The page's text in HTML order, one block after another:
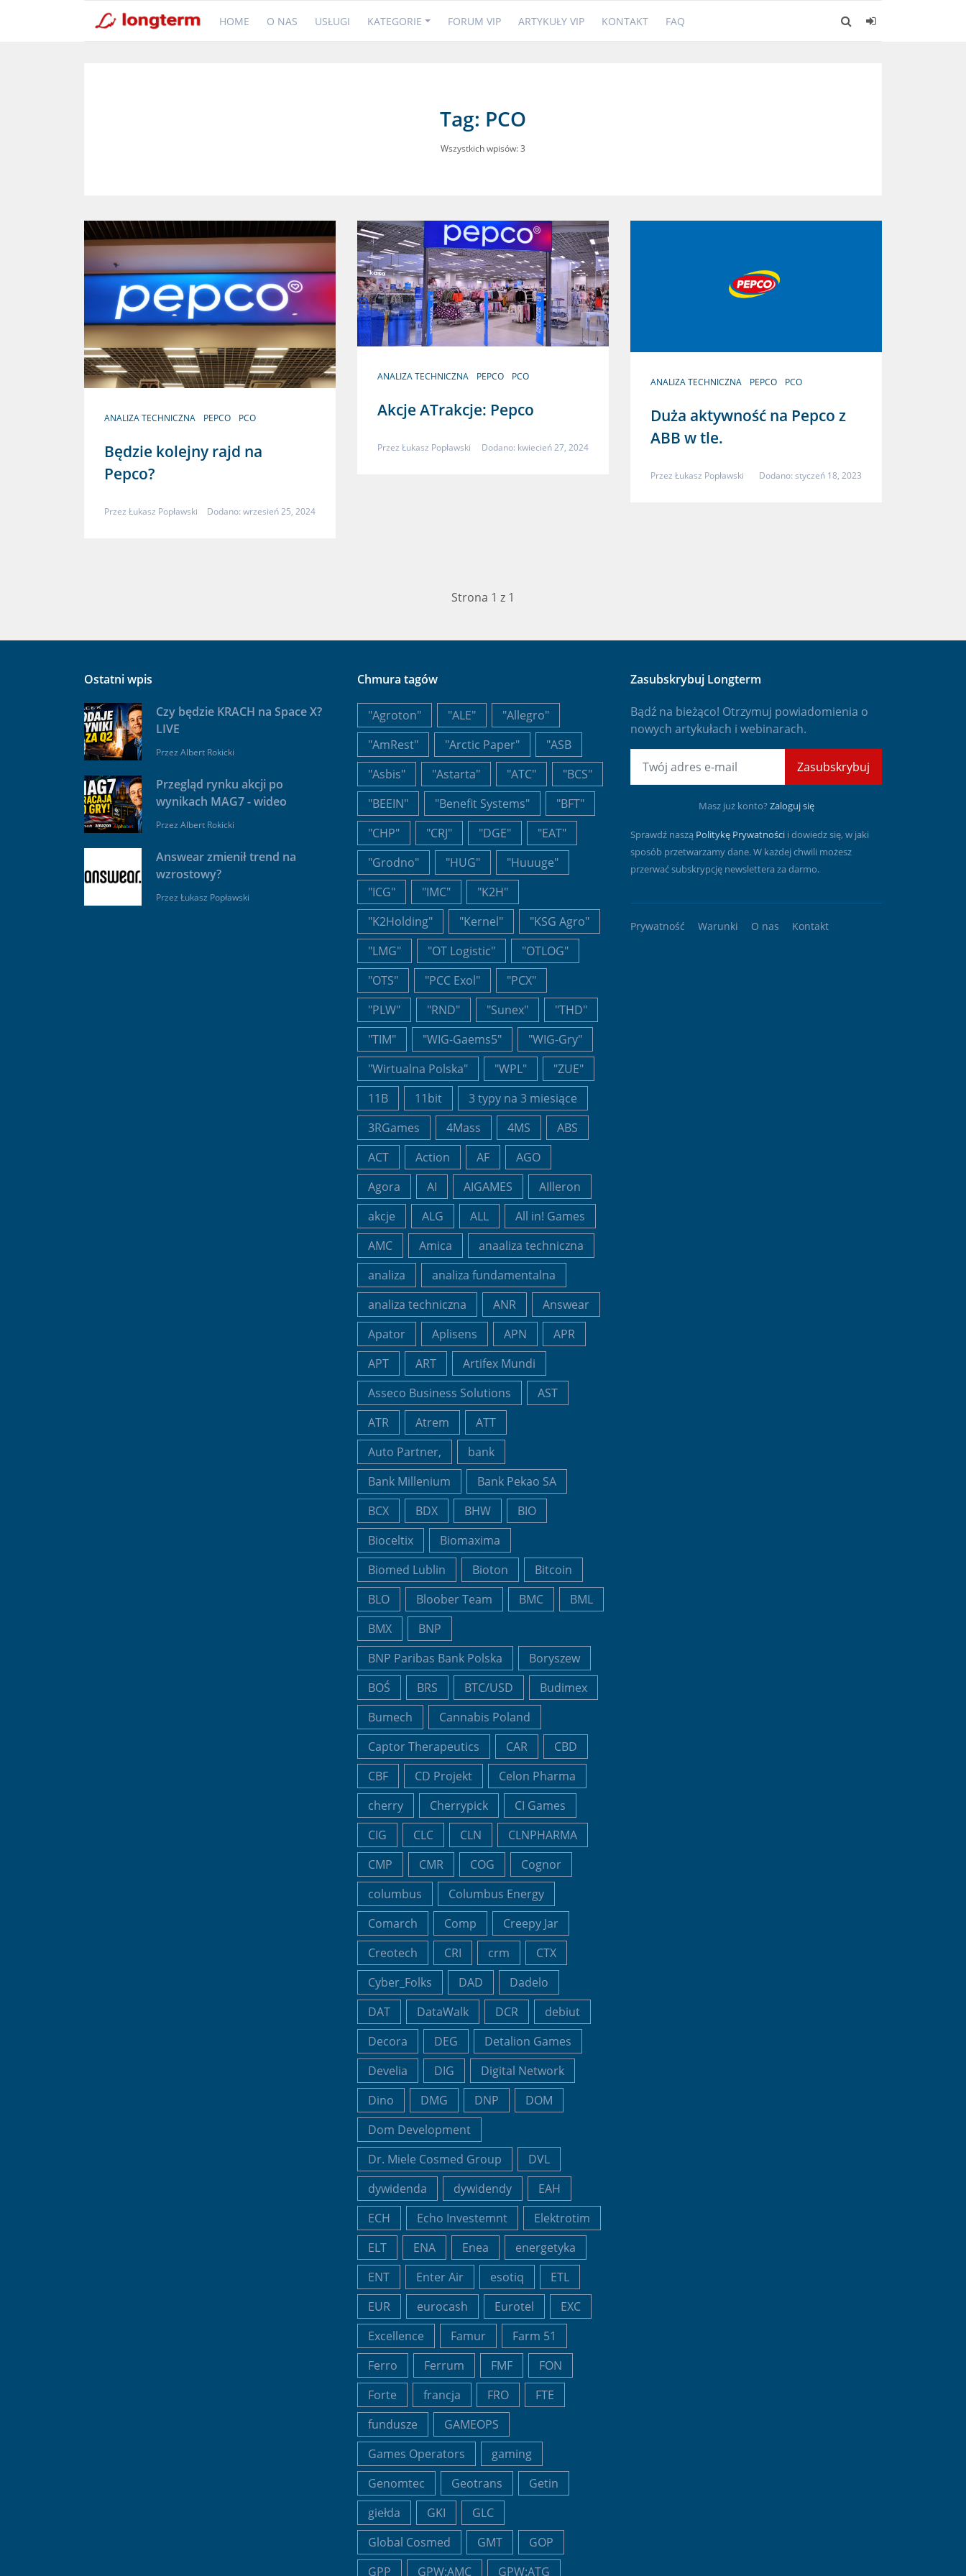
HOME O NAS USŁUGI KATEGORIE FORUM VIP ARTYKUŁY VIP KONTAKT FAQ
Tag: PCO
Wszystkich wpisów: 3
ANALIZA TECHNICZNA PEPCO PCO
Będzie kolejny rajd na
Pepco?
Przez Łukasz Popławski Dodano: wrzesień 25, 2024
ANALIZA TECHNICZNA PEPCO PCO
Akcje ATrakcje: Pepco
Przez Łukasz Popławski Dodano: kwiecień 27, 2024
ANALIZA TECHNICZNA PEPCO PCO
Duża aktywność na Pepco z
ABB w tle.
Przez Łukasz Popławski Dodano: styczeń 18, 2023
Strona 1 z 1
Ostatni wpis
Czy będzie KRACH na Space X?
LIVE
Przez Albert Rokicki
Przegląd rynku akcji po
wynikach MAG7 - wideo
Przez Albert Rokicki
Answear zmienił trend na
wzrostowy?
Przez Łukasz Popławski
Chmura tagów
"Agroton" "ALE"
"Allegro"
"AmRest"
"Arctic Paper"
"ASB
"Asbis"
"Astarta" "ATC"
"BCS"
"BEEIN"
"Benefit Systems"
"BFT"
"CHP"
"CRJ" "DGE"
"EAT"
"Grodno"
"HUG"
"Huuuge"
"ICG"
"IMC"
"K2H"
"K2Holding"
"Kernel"
"KSG Agro"
"LMG"
"OT Logistic"
"OTLOG"
"OTS"
"PCC Exol"
"PCX"
"PLW"
"RND" "Sunex"
"THD"
"TIM"
"WIG-Gaems5"
"WIG-Gry"
"Wirtualna Polska"
"WPL"
"ZUE"
11B
11bit
3 typy na 3 miesiące
3RGames
4Mass 4MS
ABS
ACT
Action AF
AGO
Agora
AI AIGAMES
AIlleron
akcje
ALG ALL
All in! Games
AMC
Amica
anaaliza techniczna
analiza
analiza fundamentalna
analiza techniczna
ANR
Answear
Apator
Aplisens APN
APR
APT
ART
Artifex Mundi
Asseco Business Solutions
AST
ATR
Atrem
ATT
Auto Partner,
bank
Bank Millenium
Bank Pekao SA
BCX
BDX BHW
BIO
Bioceltix
Biomaxima
Biomed Lublin
Bioton
Bitcoin
BLO
Bloober Team BMC
BML
BMX
BNP
BNP Paribas Bank Polska
Boryszew
BOŚ
BRS BTC/USD
Budimex
Bumech
Cannabis Poland
Captor Therapeutics
CAR
CBD
CBF
CD Projekt
Celon Pharma
cherry
Cherrypick
CI Games
CIG
CLC CLN
CLNPHARMA
CMP
CMR COG
Cognor
columbus
Columbus Energy
Comarch
Comp
Creepy Jar
Creotech
CRI crm
CTX
Cyber_Folks
DAD
Dadelo
DAT
DataWalk DCR
debiut
Decora
DEG
Detalion Games
Develia
DIG
Digital Network
Dino
DMG DNP
DOM
Dom Development
Dr. Miele Cosmed Group
DVL
dywidenda
dywidendy
EAH
ECH
Echo Investemnt
Elektrotim
ELT
ENA Enea
energetyka
ENT
Enter Air esotiq
ETL
EUR
eurocash Eurotel
EXC
Excellence
Famur
Farm 51
Ferro
Ferrum FMF
FON
Forte
francja FRO
FTE
fundusze
GAMEOPS
Games Operators
gaming
Genomtec
Geotrans
Getin
giełda
GKI
GLC
Global Cosmed
GMT
GOP
GPP
GPW:AMC GPW:ATG
Zasubskrybuj Longterm
Bądź na bieżąco! Otrzymuj powiadomienia o
nowych artykułach i webinarach.
Zasubskrybuj
Masz już konto? Zaloguj się
Sprawdź naszą Politykę Prywatności i dowiedz się, w jaki
sposób przetwarzamy dane. W każdej chwili możesz
przerwać subskrypcję newslettera za darmo.
Prywatność Warunki O nas Kontakt